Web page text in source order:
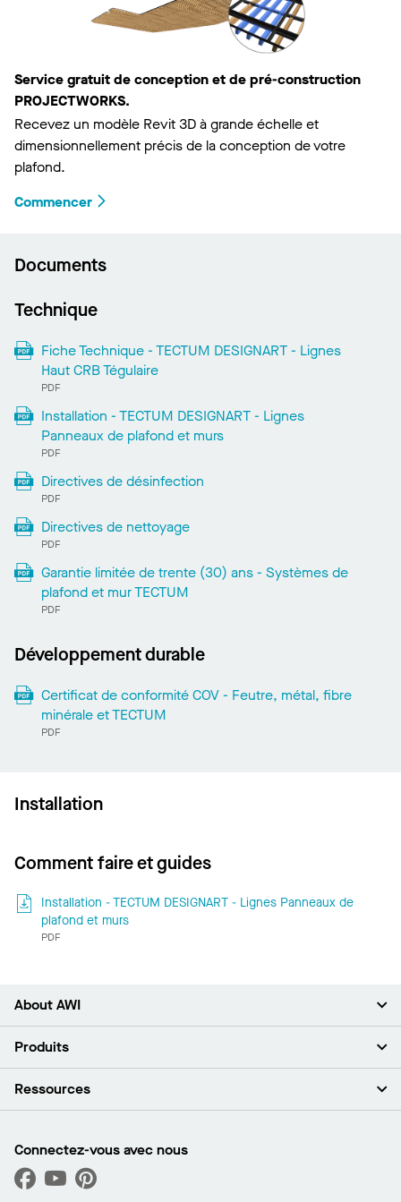
Service gratuit de conception et de pré-construction
PROJECTWORKS.
Recevez un modèle Revit 3D à grande échelle et
dimensionnellement précis de la conception de votre
plafond.
Commencer
Documents
Technique
Fiche Technique - TECTUM DESIGNART - Lignes
Haut CRB Tégulaire
PDF
Installation - TECTUM DESIGNART - Lignes
Panneaux de plafond et murs
PDF
Directives de désinfection
PDF
Directives de nettoyage
PDF
Garantie limitée de trente (30) ans - Systèmes de
plafond et mur TECTUM
PDF
Développement durable
Certificat de conformité COV - Feutre, métal, fibre
minérale et TECTUM
PDF
Installation
Comment faire et guides
Installation - TECTUM DESIGNART - Lignes Panneaux de
plafond et murs
PDF
About AWI
À propos de nous
Espace presse
Quelles sont mes options d’achat?
Produits
Plafonds
Capacités sur mesure
Performance
Ressources
Trouver un distributeur
Trouver un distributeur
Connectez-vous avec nous